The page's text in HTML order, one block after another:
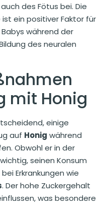
des Fötus bei. Die
ein positiver Faktor für
während der
des neuralen
mit Honig
einige
auf Honig während
Obwohl er in der
seinen Konsum
Erkrankungen wie
. Der hohe Zuckergehalt
was besondere